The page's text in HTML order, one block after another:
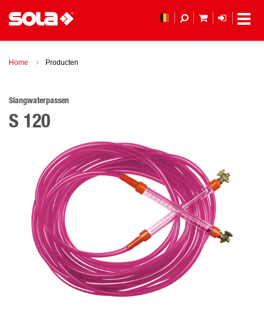
Home Producten
Slangwaterpassen
S 120
MIJN LOGIN